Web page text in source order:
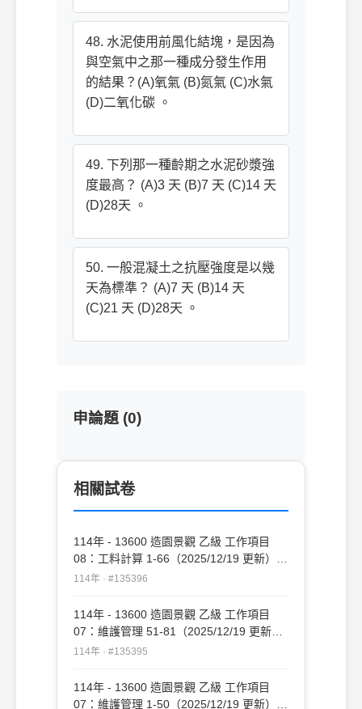
48. 水泥使用前風化結塊，是因為
與空氣中之那一種成分發生作用
的結果？(A)氧氣 (B)氮氣 (C)水氣
(D)二氧化碳 。
49. 下列那一種齡期之水泥砂漿強
度最高？ (A)3 天 (B)7 天 (C)14 天
(D)28天 。
50. 一般混凝土之抗壓強度是以幾
天為標準？ (A)7 天 (B)14 天
(C)21 天 (D)28天 。
申論題 (0)
相關試卷
114年 - 13600 造園景觀 乙級 工作項目
08：工料計算 1-66（2025/12/19 更新）
#135396
114年 · #135396
114年 - 13600 造園景觀 乙級 工作項目
07：維護管理 51-81（2025/12/19 更新）
#135395
114年 · #135395
114年 - 13600 造園景觀 乙級 工作項目
07：維護管理 1-50（2025/12/19 更新）